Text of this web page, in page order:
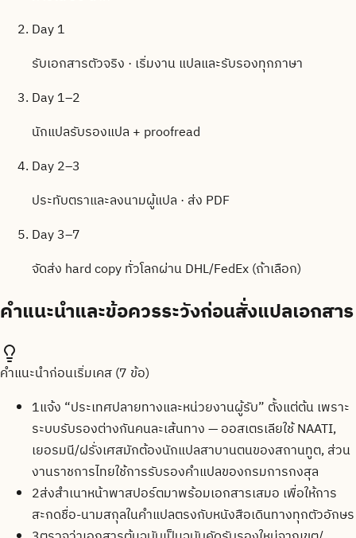
Day 1
รับเอกสารตัวจริง · เริ่มงาน แปลและรับรองทุกภาษา
Day 1–2
นักแปลรับรองแปล + proofread
Day 2–3
ประทับตราและลงนามผู้แปล · ส่ง PDF
Day 3–7
จัดส่ง hard copy ทั่วโลกผ่าน DHL/FedEx (ถ้าเลือก)
คำแนะนำและข้อควรระวังก่อนสั่งแปลเอกสาร
คำแนะนำก่อนเริ่มเคส (7 ข้อ)
1แจ้ง “ประเทศปลายทางและหน่วยงานผู้รับ” ตั้งแต่ต้น เพราะ
ระบบรับรองต่างกันคนละเส้นทาง — ออสเตรเลียใช้ NAATI,
เยอรมนี/ฝรั่งเศสมักต้องนักแปลสาบานตนของสถานทูต, ส่วน
งานราชการไทยใช้การรับรองคำแปลของกรมการกงสุล
2ส่งสำเนาหน้าพาสปอร์ตมาพร้อมเอกสารเสมอ เพื่อให้การ
สะกดชื่อ-นามสกุลในคำแปลตรงกับหนังสือเดินทางทุกตัวอักษร